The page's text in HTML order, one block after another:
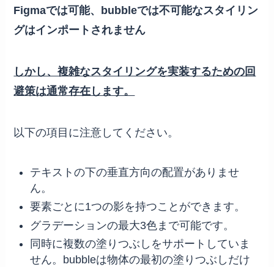
Figmaでは可能、bubbleでは不可能なスタイリン
グはインポートされません
しかし、複雑なスタイリングを実装するための回
避策は通常存在します。
以下の項目に注意してください。
テキストの下の垂直方向の配置がありませ
ん。
要素ごとに1つの影を持つことができます。
グラデーションの最大3色まで可能です。
同時に複数の塗りつぶしをサポートしていま
せん。bubbleは物体の最初の塗りつぶしだけ